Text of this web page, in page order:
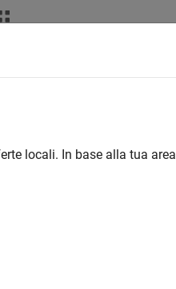
locali. In base alla tua area